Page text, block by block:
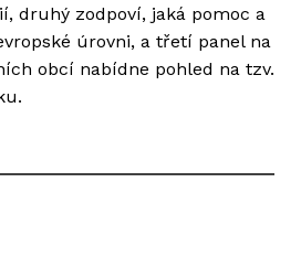
druhý zodpoví, jaká pomoc a
úrovni, a třetí panel na
obcí nabídne pohled na tzv.